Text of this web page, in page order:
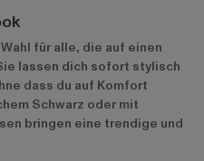
für alle, die auf einen
lassen dich sofort stylisch
dass du auf Komfort
Schwarz oder mit
bringen eine trendige und